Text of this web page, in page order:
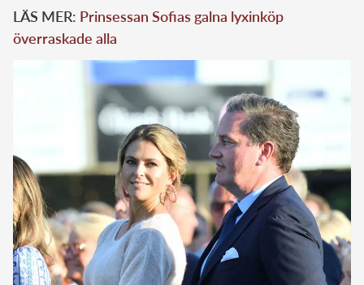
LÄS MER: Prinsessan Sofias galna lyxinköp
överraskade alla